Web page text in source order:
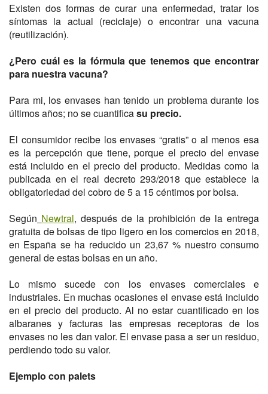
Existen dos formas de curar una enfermedad, tratar los
síntomas la actual (reciclaje) o encontrar una vacuna
(reutilización).
¿Pero cuál es la fórmula que tenemos que encontrar
para nuestra vacuna?
Para mi, los envases han tenido un problema durante los
últimos años; no se cuantificasu precio.
El consumidor recibe los envases “gratis” o al menos esa
es la percepción que tiene, porque el precio del envase
está incluido en el precio del producto. Medidas como la
publicada en el real decreto 293/2018 que establece la
obligatoriedad del cobro de 5 a 15 céntimos por bolsa.
Según Newtral, después de la prohibición de la entrega
gratuita de bolsas de tipo ligero en los comercios en 2018,
en España se ha reducido un 23,67 % nuestro consumo
general de estas bolsas en un año.
Lo mismo sucede con los envases comerciales e
industriales. En muchas ocasiones el envase está incluido
en el precio del producto. Al no estar cuantificado en los
albaranes y facturas las empresas receptoras de los
envases no les dan valor. El envase pasa a ser un residuo,
perdiendo todo su valor.
Ejemplo con palets